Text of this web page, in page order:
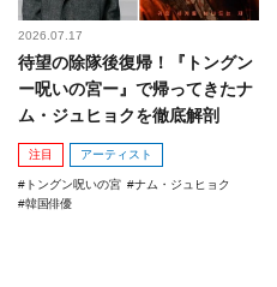
2026.07.17
待望の除隊後復帰！『トングン
ー呪いの宮ー』で帰ってきたナ
ム・ジュヒョクを徹底解剖
注目 アーティスト
トングン呪いの宮
ナム・ジュヒョク
韓国俳優